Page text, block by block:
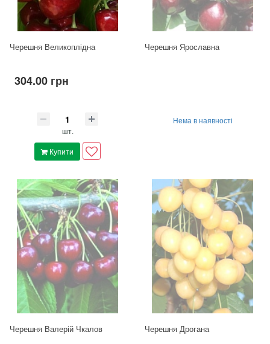
Черешня Великоплідна
304.00 грн
шт.
Купити
Черешня Ярославна
Нема в наявності
Черешня Валерій Чкалов Черешня Дрогана